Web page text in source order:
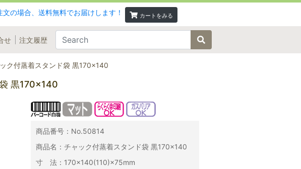
カートをみる
せ 注文履歴
ク付蒸着スタンド袋 黒170×140
黒170×140
商品番号：No.50814
商品名：チャック付蒸着スタンド袋 黒170×140
寸 法：170×140(110)×75mm